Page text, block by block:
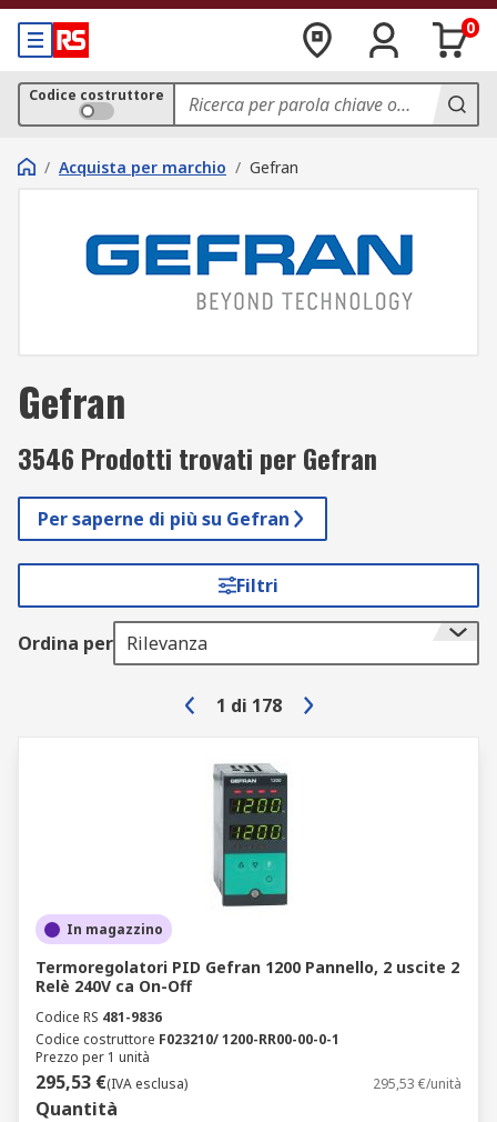
0
Codice costruttore
/ Acquista per marchio / Gefran
Gefran
3546 Prodotti trovati per Gefran
Per saperne di più su Gefran
Filtri
Ordina per Rilevanza
1 di 178
In magazzino
Termoregolatori PID Gefran 1200 Pannello, 2 uscite 2
Relè 240V ca On-Off
Codice RS 481-9836
Codice costruttore F023210/ 1200-RR00-00-0-1
Prezzo per 1 unità
295,53 €(IVA esclusa) 295,53 €/unità
Quantità